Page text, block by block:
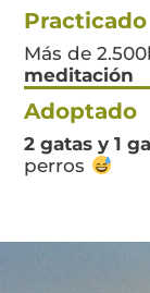
Practicado
Más de
meditación
Adoptado
2 gatas y 1
perros